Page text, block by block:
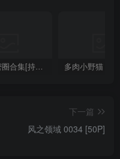
八酱 微密圈合集[持续更新]
下一篇
风之领域 0034 [50P]